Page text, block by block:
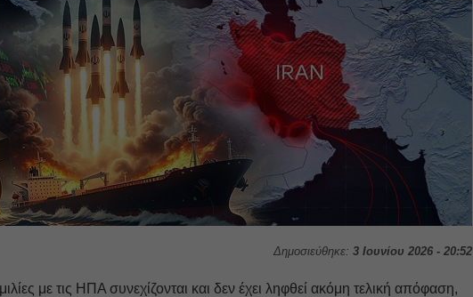
Δημοσιεύθηκε: 3 Ιουνίου 2026 - 20:52
με τις ΗΠΑ συνεχίζονται και δεν έχει ληφθεί ακόμη τελική απόφαση,